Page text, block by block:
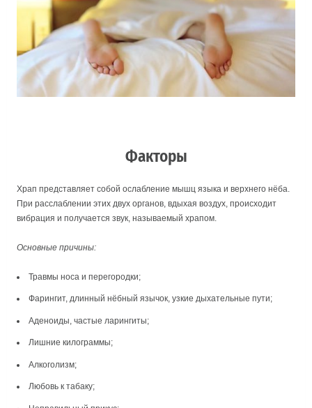
Факторы
Храп представляет собой ослабление мышц языка и верхнего нёба.
При расслаблении этих двух органов, вдыхая воздух, происходит
вибрация и получается звук, называемый храпом.
Основные причины:
Травмы носа и перегородки;
Фарингит, длинный нёбный язычок, узкие дыхательные пути;
Аденоиды, частые ларингиты;
Лишние килограммы;
Алкоголизм;
Любовь к табаку;